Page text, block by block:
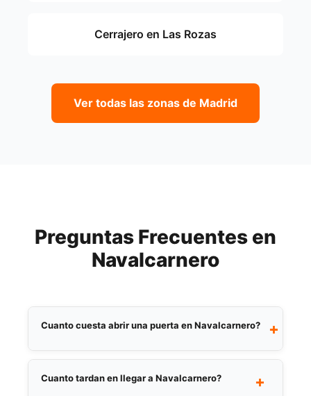
Cerrajero en Las Rozas
Ver todas las zonas de Madrid
Preguntas Frecuentes en
Navalcarnero
Cuanto cuesta abrir una puerta en Navalcarnero? +
El precio depende del tipo de cerradura y la
urgencia. Facilitamos presupuesto por
Cuanto tardan en llegar a Navalcarnero? +